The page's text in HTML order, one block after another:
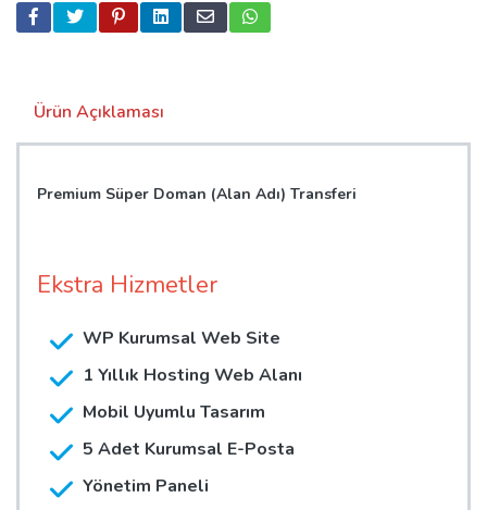
Ürün Açıklaması
Premium Süper Doman (Alan Adı) Transferi
Ekstra Hizmetler
WP Kurumsal Web Site
1 Yıllık Hosting Web Alanı
Mobil Uyumlu Tasarım
5 Adet Kurumsal E-Posta
Yönetim Paneli